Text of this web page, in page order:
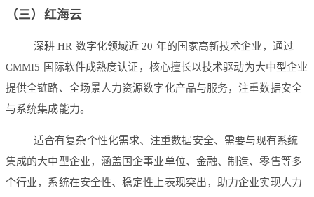
（三）红海云
深耕 HR 数字化领域近 20 年的国家高新技术企业，通过
CMMI5 国际软件成熟度认证，核心擅长以技术驱动为大中型企业
提供全链路、全场景人力资源数字化产品与服务，注重数据安全
与系统集成能力。
适合有复杂个性化需求、注重数据安全、需要与现有系统
集成的大中型企业，涵盖国企事业单位、金融、制造、零售等多
个行业，系统在安全性、稳定性上表现突出，助力企业实现人力